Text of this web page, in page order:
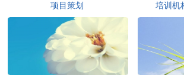
项目策划 培训机